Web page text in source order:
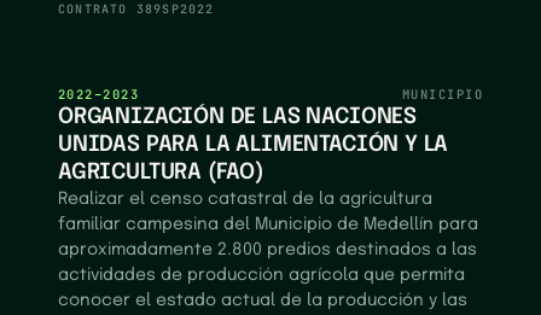
CONTRATO 389SP2022
2022–2023 MUNICIPIO
ORGANIZACIÓN DE LAS NACIONES
UNIDAS PARA LA ALIMENTACIÓN Y LA
AGRICULTURA (FAO)
Realizar el censo catastral de la agricultura
familiar campesina del Municipio de Medellín para
aproximadamente 2.800 predios destinados a las
actividades de producción agrícola que permita
conocer el estado actual de la producción y las